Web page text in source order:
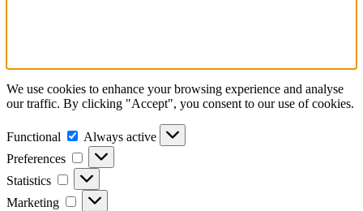
We use cookies to enhance your browsing experience and analyse
our traffic. By clicking "Accept", you consent to our use of cookies.
Functional Functional
Always active
Preferences
Preferences
Statistics Statistics
Marketing Marketing